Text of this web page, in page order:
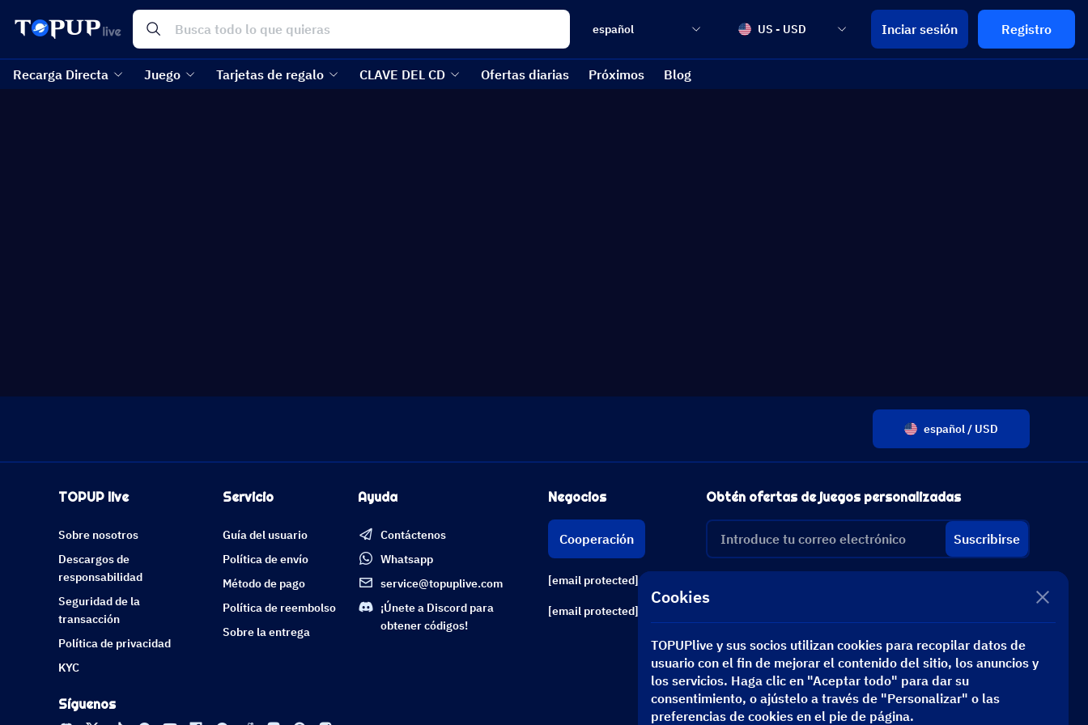
español US - USD Inciar sesión Registro
Recarga Directa Juego Tarjetas de regalo CLAVE DEL CD Ofertas diarias Próximos Blog
español / USD
TOPUP live
Sobre nosotros
Descargos de
responsabilidad
Seguridad de la
transacción
Política de privacidad
KYC
Servicio
Guía del usuario
Política de envío
Método de pago
Política de reembolso
Sobre la entrega
Ayuda
Contáctenos
Whatsapp
service@topuplive.com
¡Únete a Discord para
obtener códigos!
Negocios
Cooperación
[email protected]
[email protected]
Obtén ofertas de juegos personalizadas
Suscribirse
Síguenos
Cookies
TOPUPlive y sus socios utilizan cookies para recopilar datos de
usuario con el fin de mejorar el contenido del sitio, los anuncios y
los servicios. Haga clic en "Aceptar todo" para dar su
consentimiento, o ajústelo a través de "Personalizar" o las
preferencias de cookies en el pie de página.